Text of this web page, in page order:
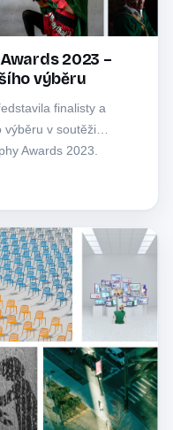
2023 –
výběru
finalisty a
výběru v soutěži
Awards 2023.